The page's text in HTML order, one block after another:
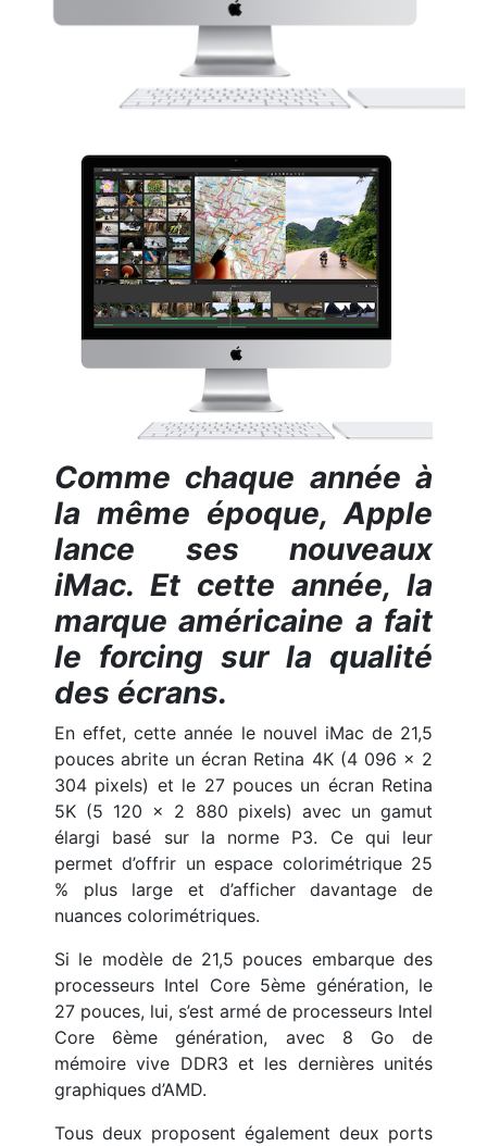
Comme chaque année à
la même époque, Apple
lance ses nouveaux
iMac. Et cette année, la
marque américaine a fait
le forcing sur la qualité
des écrans.
En effet, cette année le nouvel iMac de 21,5
pouces abrite un écran Retina 4K (4 096 x 2
304 pixels) et le 27 pouces un écran Retina
5K (5 120 x 2 880 pixels) avec un gamut
élargi basé sur la norme P3. Ce qui leur
permet d’offrir un espace colorimétrique 25
% plus large et d’afficher davantage de
nuances colorimétriques.
Si le modèle de 21,5 pouces embarque des
processeurs Intel Core 5ème génération, le
27 pouces, lui, s’est armé de processeurs Intel
Core 6ème génération, avec 8 Go de
mémoire vive DDR3 et les dernières unités
graphiques d’AMD.
Tous deux proposent également deux ports